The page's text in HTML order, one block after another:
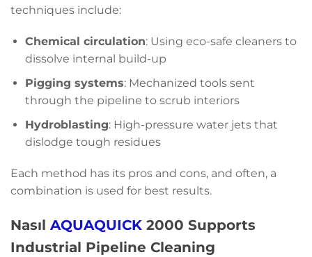
techniques include:
Chemical circulation: Using eco-safe cleaners to
dissolve internal build-up
Pigging systems: Mechanized tools sent
through the pipeline to scrub interiors
Hydroblasting: High-pressure water jets that
dislodge tough residues
Each method has its pros and cons, and often, a
combination is used for best results.
Nasıl AQUAQUICK 2000 Supports
Industrial Pipeline Cleaning